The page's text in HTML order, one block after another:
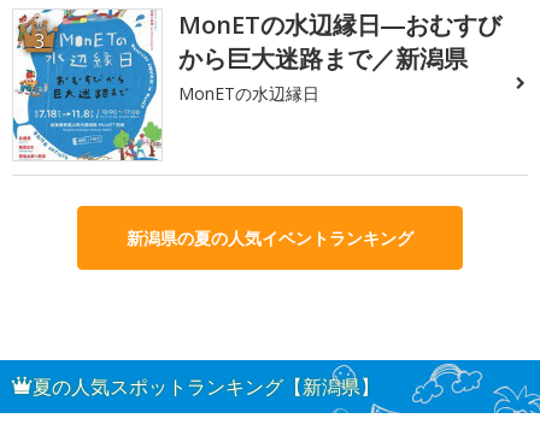
3
MonETの水辺縁日―おむすび
から巨大迷路まで／新潟県
MonETの水辺縁日
新潟県の夏の人気イベントランキング
夏の人気スポットランキング【新潟県】